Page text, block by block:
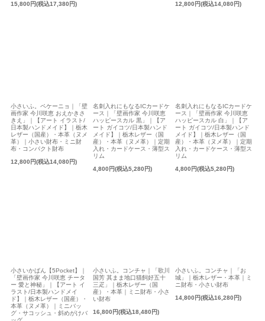
15,800円(税込17,380円)
12,800円(税込14,080円)
小さいふ。ペケーニョ｜「壁
画作家 今川咲恵 おえかきさ
きえ」｜【アート イラスト/
日本製ハンドメイド】｜栃木
レザー（国産）・本革（ヌメ
革）｜小さい財布・ミニ財
布・コンパクト財布
12,800円(税込14,080円)
名刺入れにもなるICカードケ
ース｜「壁画作家 今川咲恵
ハッピースカル 黒」｜【ア
ート ガイコツ/日本製ハンド
メイド】｜栃木レザー（国
産）・本革（ヌメ革）｜定期
入れ・カードケース・薄型ス
リム
4,800円(税込5,280円)
名刺入れにもなるICカードケ
ース｜「壁画作家 今川咲恵
ハッピースカル 白」｜【ア
ート ガイコツ/日本製ハンド
メイド】｜栃木レザー（国
産）・本革（ヌメ革）｜定期
入れ・カードケース・薄型ス
リム
4,800円(税込5,280円)
小さいかばん【5Pocket】｜
「壁画作家 今川咲恵 チータ
ー 愛と神秘」｜【アート イ
ラスト/日本製ハンドメイ
ド】｜栃木レザー（国産）・
本革（ヌメ革）｜ミニバッ
グ・サコッシュ・斜めがけバ
小さいふ。コンチャ｜「歌川
国芳 其まま地口猫飼好五十
三疋」｜栃木レザー（国
産）・本革｜ミニ財布・小さ
い財布
16,800円(税込18,480円)
小さいふ。コンチャ｜「お
城」｜栃木レザー・本革｜ミ
ニ財布・小さい財布
14,800円(税込16,280円)